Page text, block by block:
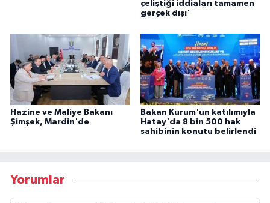
çeliştiği iddiaları tamamen
gerçek dışı'
Hazine ve Maliye Bakanı
Şimşek, Mardin'de
Bakan Kurum'un katılımıyla
Hatay'da 8 bin 500 hak
sahibinin konutu belirlendi
Yorumlar